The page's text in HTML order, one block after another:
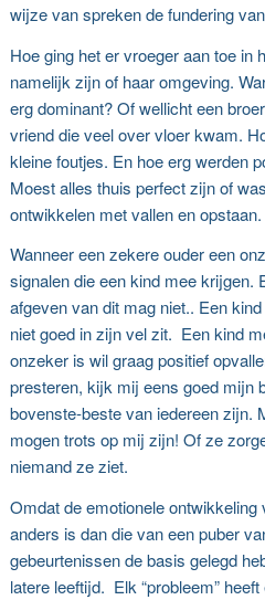
wijze van spreken de fundering
Hoe ging het er vroeger aan toe in
namelijk zijn of haar omgeving.
erg dominant? Of wellicht een
vriend die veel over vloer kwam.
kleine foutjes. En hoe erg werden
Moest alles thuis perfect zijn of
ontwikkelen met vallen en opstaan.
Wanneer een zekere ouder een
signalen die een kind mee krijgen.
afgeven van dit mag niet.. Een
niet goed in zijn vel zit. Een kind
onzeker is wil graag positief
presteren, kijk mij eens goed mijn
bovenste-beste van iedereen zijn.
mogen trots op mij zijn! Of ze
niemand ze ziet.
Omdat de emotionele ontwikkeling
anders is dan die van een puber
gebeurtenissen de basis gelegd
latere leeftijd. Elk “probleem”